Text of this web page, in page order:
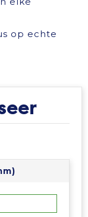
op echte